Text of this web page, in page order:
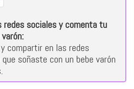
redes sociales y comenta tu
compartir en las redes
soñaste con un bebe varón